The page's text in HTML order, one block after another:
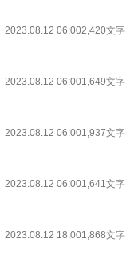
2023.08.12 06:002,420文字
2023.08.12 06:001,649文字
2023.08.12 06:001,937文字
2023.08.12 06:001,641文字
2023.08.12 18:001,868文字